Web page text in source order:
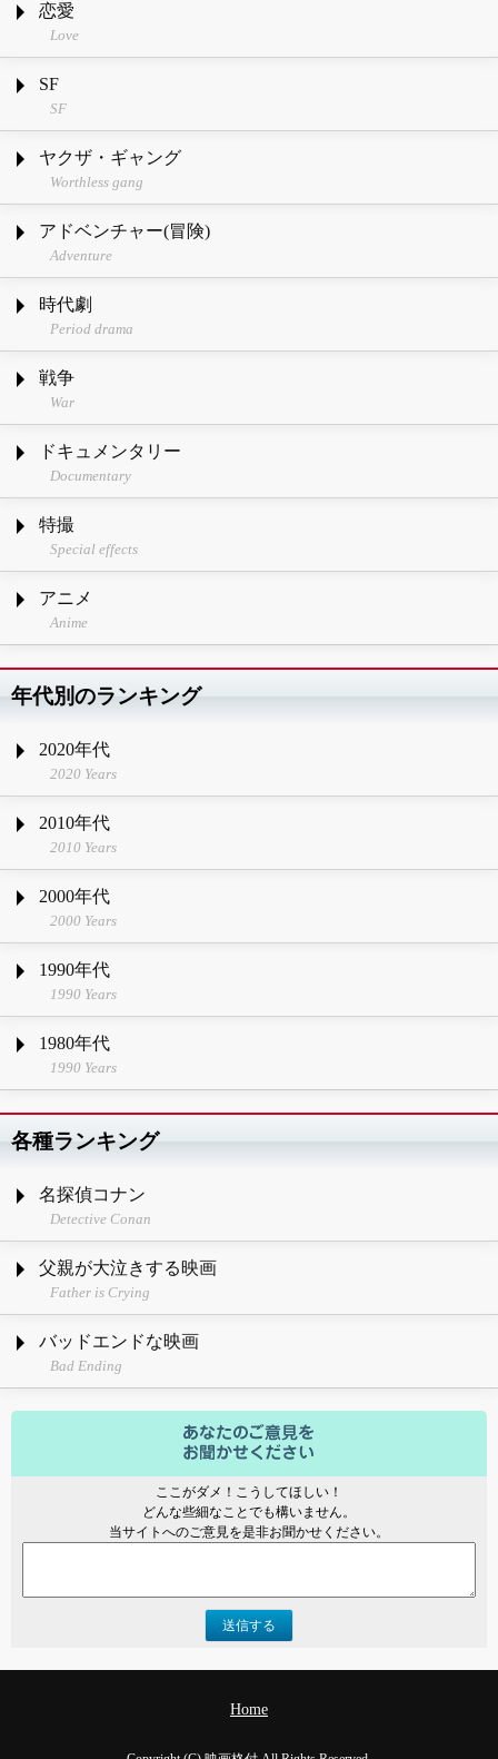
恋愛
Love
SF
SF
ヤクザ・ギャング
Worthless gang
アドベンチャー(冒険)
Adventure
時代劇
Period drama
戦争
War
ドキュメンタリー
Documentary
特撮
Special effects
アニメ
Anime
年代別のランキング
2020年代
2020 Years
2010年代
2010 Years
2000年代
2000 Years
1990年代
1990 Years
1980年代
1990 Years
各種ランキング
名探偵コナン
Detective Conan
父親が大泣きする映画
Father is Crying
バッドエンドな映画
Bad Ending
ここがダメ！こうしてほしい！
どんな些細なことでも構いません。
当サイトへのご意見を是非お聞かせください。
送信する
Home